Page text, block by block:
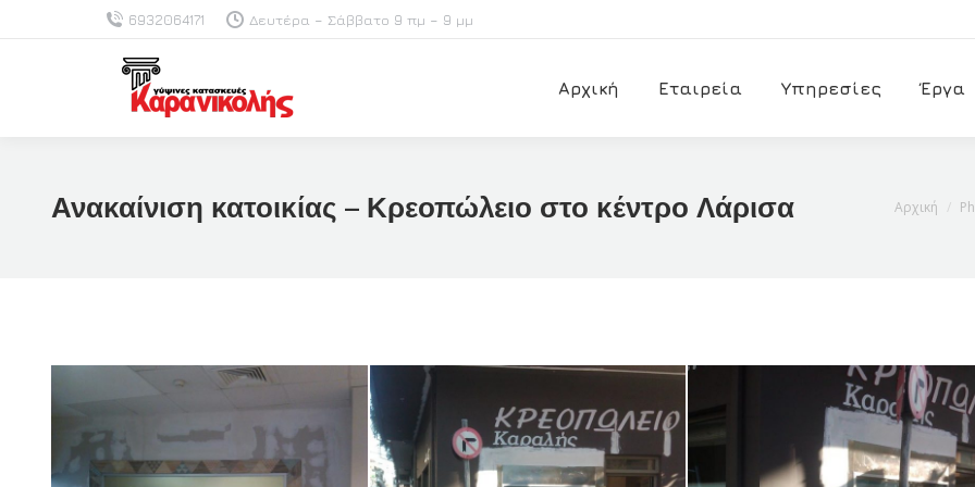
6932064171 Δευτέρα – Σάββατο 9 πμ – 9 μμ
Αρχική Εταιρεία Υπηρεσίες Έργα
Ανακαίνιση κατοικίας – Κρεοπώλειο στο κέντρο Λάρισα You are
Αρχική